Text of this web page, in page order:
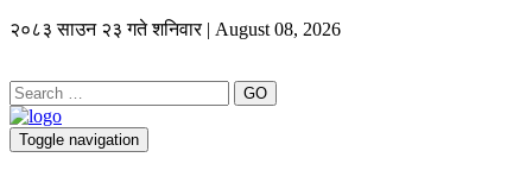
२०८३ साउन २३ गते शनिवार | August 08, 2026
GO
Toggle navigation